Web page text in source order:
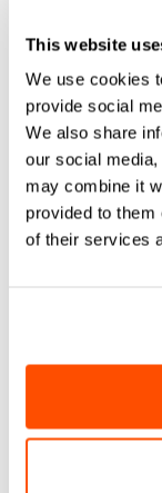
This website
We use cookies
provide social
We also share
our social
may combine it
provided to them
of their services